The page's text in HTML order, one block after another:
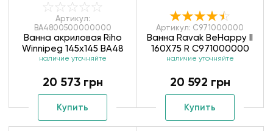
Артикул:
BA4800500000000
Ванна акриловая Riho
Winnipeg 145x145 BA48
наличие уточняйте
20 573 грн
Купить
Артикул: C971000000
Ванна Ravak BeHappy II
160X75 R C971000000
наличие уточняйте
20 592 грн
Купить